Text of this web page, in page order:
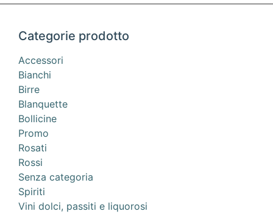
Categorie prodotto
Accessori
Bianchi
Birre
Blanquette
Bollicine
Promo
Rosati
Rossi
Senza categoria
Spiriti
Vini dolci, passiti e liquorosi